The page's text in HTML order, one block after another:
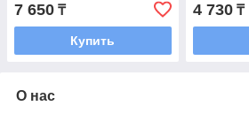
7 650 ₸
Купить
4 730₸
О нас